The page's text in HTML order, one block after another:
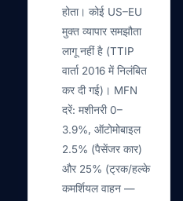
होता। कोई US–EU
मुक्त व्यापार समझौता
लागू नहीं है (TTIP
वार्ता 2016 में निलंबित
कर दी गई)। MFN
दरें: मशीनरी 0–
3.9%, ऑटोमोबाइल
2.5% (पैसेंजर कार)
और 25% (ट्रक/हल्के
कमर्शियल वाहन —